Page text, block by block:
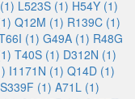
L523S (1) H54Y (1)
Q12M (1) R139C (1)
(1) G49A (1) R48G
T40S (1) D312N (1)
I1171N (1) Q14D (1)
S339F (1) A71L (1)